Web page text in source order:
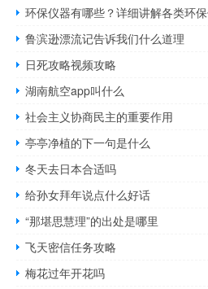
环保仪器有哪些？详细讲解各类环
鲁滨逊漂流记告诉我们什么道理
日死攻略视频攻略
湖南航空app叫什么
社会主义协商民主的重要作用
亭亭净植的下一句是什么
冬天去日本合适吗
给孙女拜年说点什么好话
“那堪思慧理”的出处是哪里
飞天密信任务攻略
梅花过年开花吗